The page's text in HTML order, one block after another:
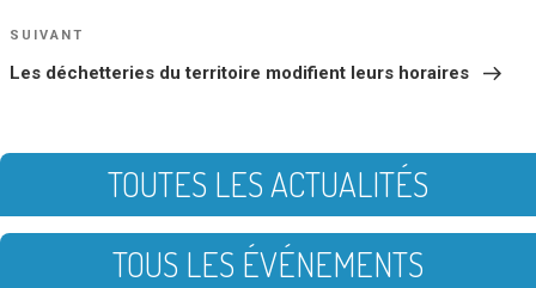
Article
SUIVANT
Les déchetteries du territoire modifient leurs horaires
TOUTES LES ACTUALITÉS
TOUS LES ÉVÉNEMENTS